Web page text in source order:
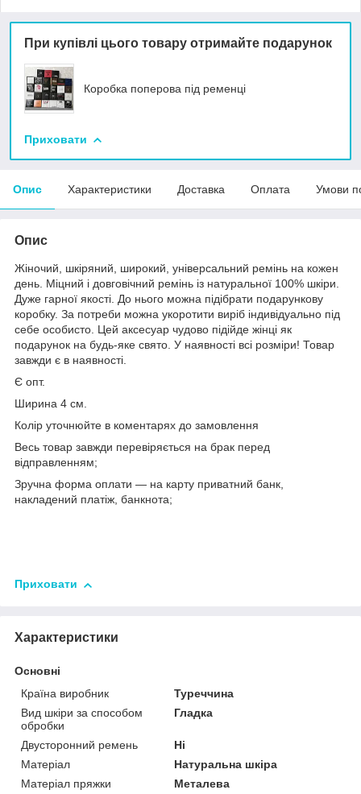
При купівлі цього товару отримайте подарунок
Коробка поперова під ременці
Приховати
Опис Характеристики Доставка Оплата Умови
Опис
Жіночий, шкіряний, широкий, універсальний ремінь на кожен
день. Міцний і довговічний ремінь із натуральної 100% шкіри.
Дуже гарної якості. До нього можна підібрати подарункову
коробку. За потреби можна укоротити виріб індивідуально під
себе особисто. Цей аксесуар чудово підійде жінці як
подарунок на будь-яке свято. У наявності всі розміри! Товар
завжди є в наявності.
Є опт.
Ширина 4 см.
Колір уточнюйте в коментарях до замовлення
Весь товар завжди перевіряється на брак перед
відправленням;
Зручна форма оплати — на карту приватний банк,
накладений платіж, банкнота;
Приховати
Характеристики
Основні
Країна виробник
Туреччина
Вид шкіри за способом
обробки
Гладка
Двусторонний ремень
Ні
Матеріал
Натуральна шкіра
Матеріал пряжки
Металева